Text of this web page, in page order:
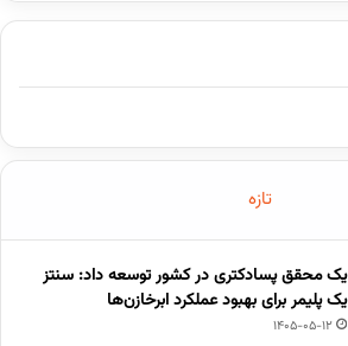
تازه
یک محقق پسادکتری در کشور توسعه داد: سنتز
یک پلیمر برای بهبود عملکرد ابرخازن‌ها
1405-05-12